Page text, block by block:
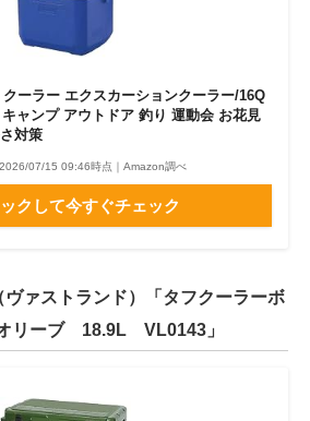
ーラー エクスカーションクーラー/16Q
ャンプ アウトドア 釣り 運動会 お花見
対策
2026/07/15 09:46時点｜Amazon調べ
クして今すぐチェック
ァストランド）「タフクーラーボ
ーブ 18.9L VL0143」